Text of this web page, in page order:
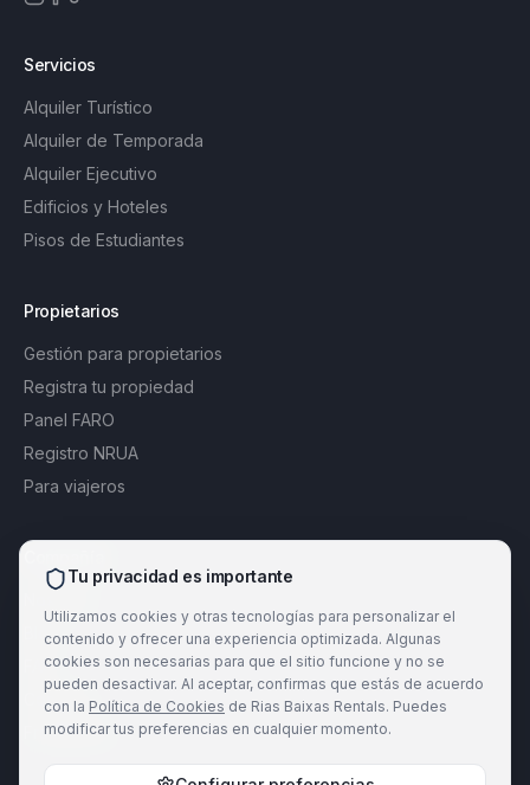
Servicios
Alquiler Turístico
Alquiler de Temporada
Alquiler Ejecutivo
Edificios y Hoteles
Pisos de Estudiantes
Propietarios
Gestión para propietarios
Registra tu propiedad
Panel FARO
Registro NRUA
Para viajeros
Blog
FAQ
Contacto
Franquicias
Tu privacidad es importante
Utilizamos cookies y otras tecnologías para personalizar el
contenido y ofrecer una experiencia optimizada. Algunas
cookies son necesarias para que el sitio funcione y no se
pueden desactivar. Al aceptar, confirmas que estás de acuerdo
con la Política de Cookies de Rias Baixas Rentals. Puedes
modificar tus preferencias en cualquier momento.